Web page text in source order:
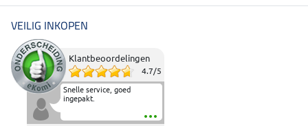
VEILIG INKOPEN
Klantbeoordelingen
4.7/5
Snelle service, goed
ingepakt.